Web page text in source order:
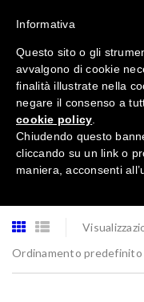
Tutte le categorie
Ordinamento predefinito
Informativa
Questo sito o gli
avvalgono di cookie
finalità illustrate nella
negare il consenso a
cookie policy
Chiudendo questo
cliccando su un link o
maniera, acconsenti